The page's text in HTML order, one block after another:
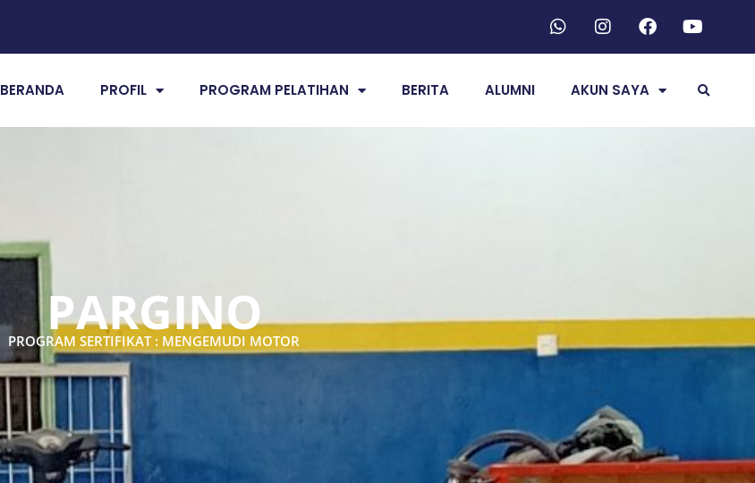
BERANDA PROFIL PROGRAM PELATIHAN BERITA ALUMNI AKUN SAYA
PARGINO
PROGRAM SERTIFIKAT : MENGEMUDI MOTOR